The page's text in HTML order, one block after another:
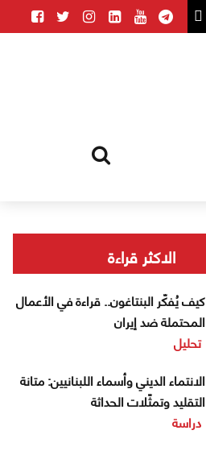
الاكثر قراءة
كيف يُفكّر البنتاغون.. قراءة في الأعمال
المحتملة ضد إيران
تحليل
الانتماء الديني وأسماء اللبنانيين: متانة
التقليد وتمثّلات الحداثة
دراسة